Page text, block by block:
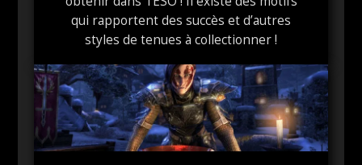
qui rapportent des succès et d’autres
styles de tenues à collectionner !